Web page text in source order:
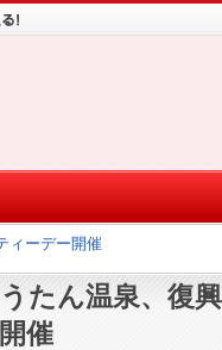
ィーデー開催
たん温泉、復
催